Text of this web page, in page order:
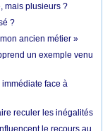
mais plusieurs ?
?
ancien métier »
un exemple venu
face à
reculer les inégalités
le recours au